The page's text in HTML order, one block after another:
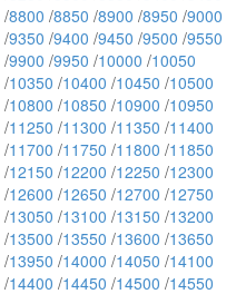
/8800 /8850 /8900 /8950 /9000
/9350 /9400 /9450 /9500 /9550
/9900 /9950 /10000 /10050
/10350 /10400 /10450 /10500
/10800 /10850 /10900 /10950
/11250 /11300 /11350 /11400
/11700 /11750 /11800 /11850
/12150 /12200 /12250 /12300
/12600 /12650 /12700 /12750
/13050 /13100 /13150 /13200
/13500 /13550 /13600 /13650
/13950 /14000 /14050 /14100
/14400 /14450 /14500 /14550